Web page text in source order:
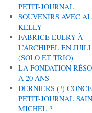
PETIT-JOURNAL
SOUVENIRS AVEC
KELLY
FABRICE EULRY À
L’ARCHIPEL EN
(SOLO ET TRIO)
LA FONDATION
A 20 ANS
DERNIERS (?)
PETIT-JOURNAL
MICHEL ?